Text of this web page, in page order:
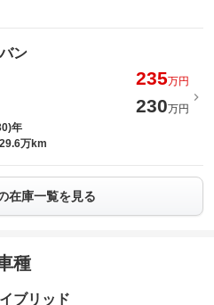
ン
235万円
230万円
年
万km
在庫一覧を見る
種
ブリッド